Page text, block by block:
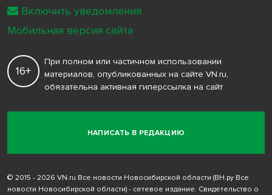
НАПИСАТЬ В РЕДАКЦИЮ
16+
При полном или частичном использовании
материалов, опубликованных на сайте VN.ru,
обязательна активная гиперссылка на сайт
© 2015 - 2026 VN.ru Все новости Новосибирской области (ВН.ру Все
новости Новосибирской области) - сетевое издание. Свидетельство о
Включить уведомления
Мобильная версия сайта